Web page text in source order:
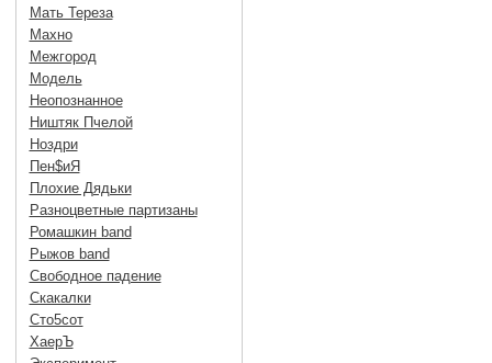
Мать Тереза
Махно
Межгород
Модель
Неопознанное
Ништяк Пчелой
Ноздри
Пен$иЯ
Плохие Дядьки
Разноцветные партизаны
Ромашкин band
Рыжов band
Свободное падение
Скакалки
Сто5сот
ХаерЪ